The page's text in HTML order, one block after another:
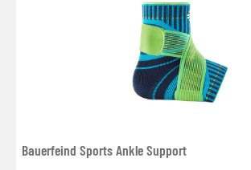
Bauerfeind Sports Ankle Support